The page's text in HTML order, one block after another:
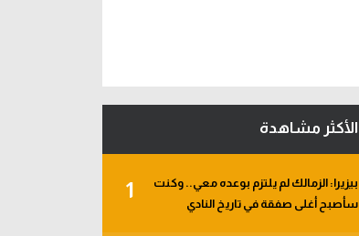
الأكثر مشاهدة
1
بيزيرا: الزمالك لم يلتزم بوعده معي.. وكنت
سأصبح أغلى صفقة في تاريخ النادي